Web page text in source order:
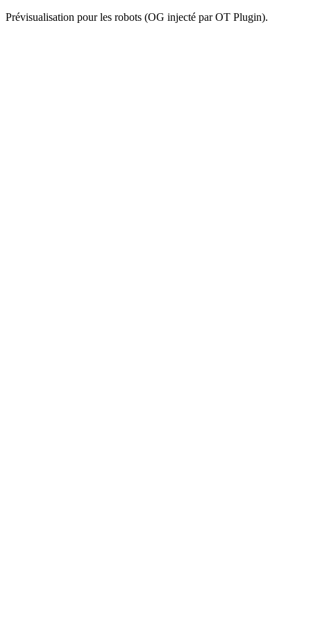
Prévisualisation pour les robots (OG injecté par OT Plugin).